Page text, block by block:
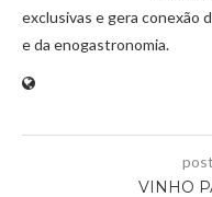
exclusivas e gera conexão
e da enogastronomia.
VINHO